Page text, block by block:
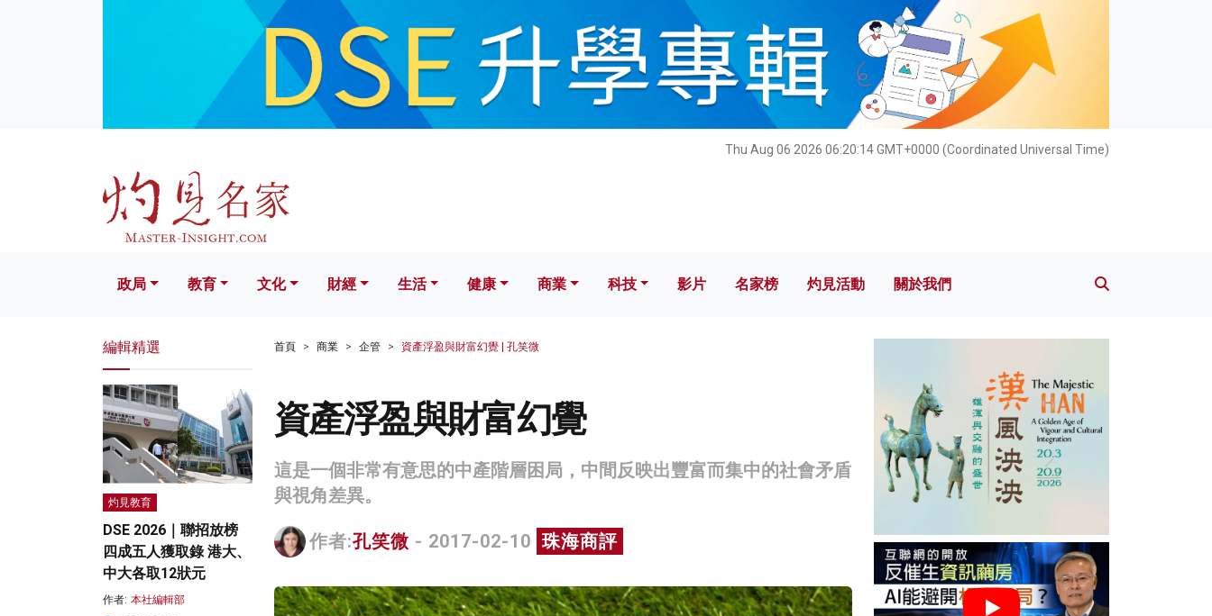
Thu Aug 06 2026 06:20:15 GMT+0000 (Coordinated Universal Time)
文化 財經 生活 健康 科技 影片 名家榜 灼見活動 關於我們
政局 教育 文化 財經 生活 健康 商業 科技 影片 名家榜 灼見活動 關於我們
首頁 商業 企管 資產浮盈與財富幻覺 | 孔笑微
資產浮盈與財富幻覺
這是一個非常有意思的中產階層困局，中間反映出豐富而集中的社會矛盾
與視角差異。
作者:孔笑微 - 2017-02-10 珠海商評
編輯精選
灼見教育
DSE 2026｜聯招放榜
四成五人獲取錄 港大、
中大各取12狀元
作者: 本社編輯部